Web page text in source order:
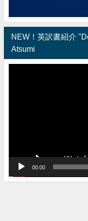
NEW！英訳書紹介
Atsumi
00:00